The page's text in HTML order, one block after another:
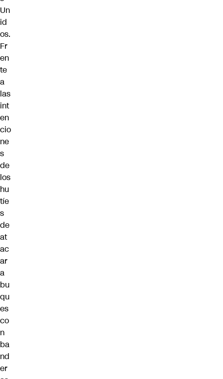
Un
id
os.
Fr
en
te
a
las
int
en
cio
ne
s
de
los
hu
tíe
s
de
at
ac
ar
a
bu
qu
es
co
n
ba
nd
er